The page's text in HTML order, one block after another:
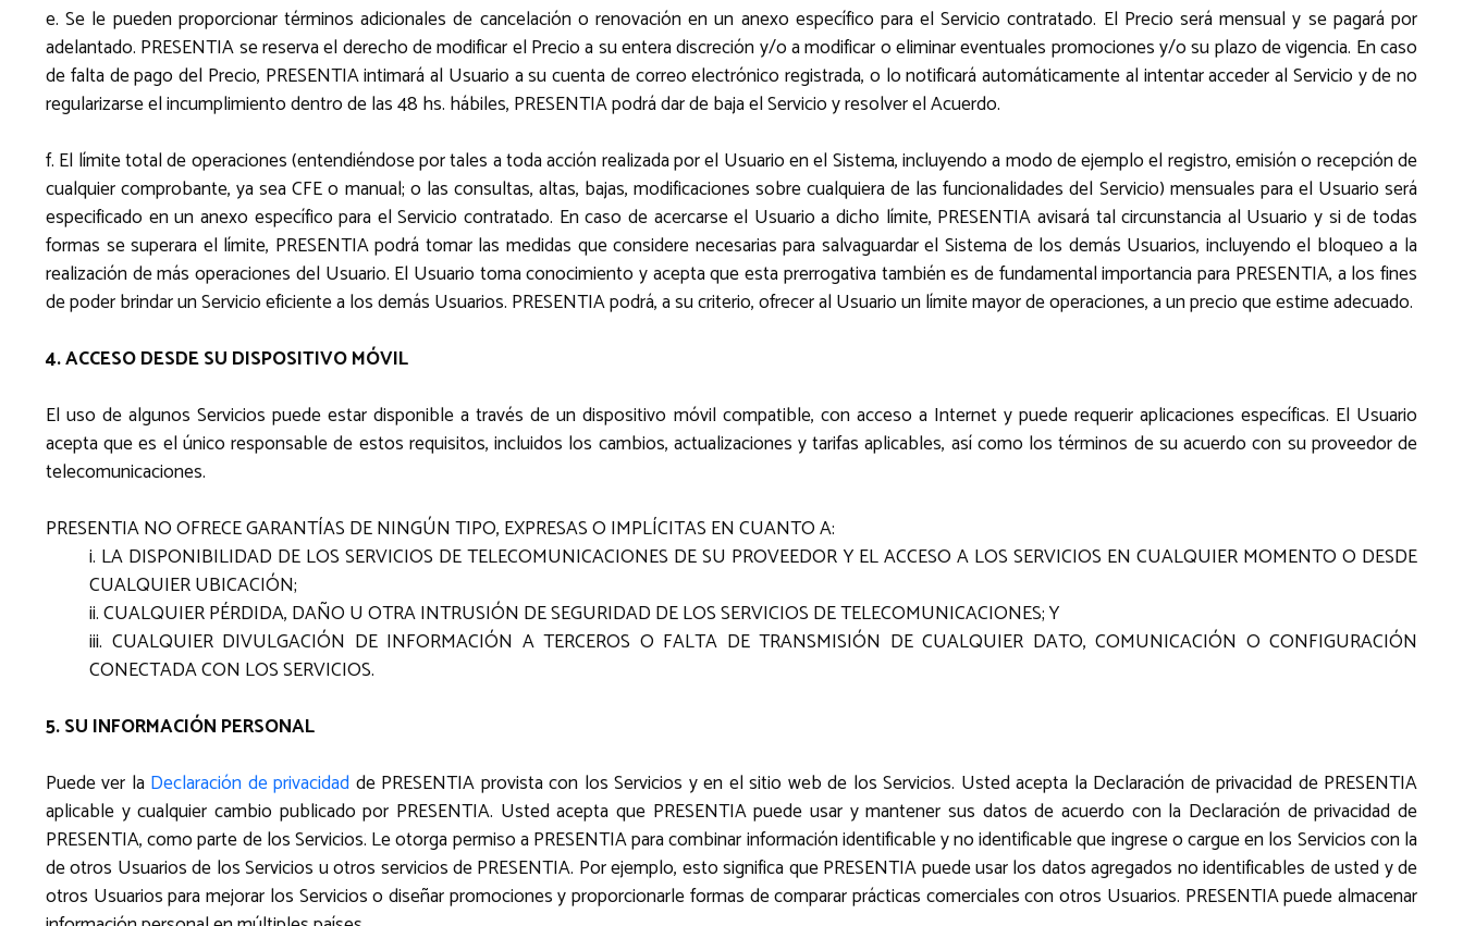
e. Se le pueden proporcionar términos adicionales de cancelación o renovación en un anexo específico para el Servicio contratado. El Precio será mensual y se pagará por
adelantado. PRESENTIA se reserva el derecho de modificar el Precio a su entera discreción y/o a modificar o eliminar eventuales promociones y/o su plazo de vigencia. En caso
de falta de pago del Precio, PRESENTIA intimará al Usuario a su cuenta de correo electrónico registrada, o lo notificará automáticamente al intentar acceder al Servicio y de no
regularizarse el incumplimiento dentro de las 48 hs. hábiles, PRESENTIA podrá dar de baja el Servicio y resolver el Acuerdo.
f. El límite total de operaciones (entendiéndose por tales a toda acción realizada por el Usuario en el Sistema, incluyendo a modo de ejemplo el registro, emisión o recepción de
cualquier comprobante, ya sea CFE o manual; o las consultas, altas, bajas, modificaciones sobre cualquiera de las funcionalidades del Servicio) mensuales para el Usuario será
especificado en un anexo específico para el Servicio contratado. En caso de acercarse el Usuario a dicho límite, PRESENTIA avisará tal circunstancia al Usuario y si de todas
formas se superara el límite, PRESENTIA podrá tomar las medidas que considere necesarias para salvaguardar el Sistema de los demás Usuarios, incluyendo el bloqueo a la
realización de más operaciones del Usuario. El Usuario toma conocimiento y acepta que esta prerrogativa también es de fundamental importancia para PRESENTIA, a los fines
de poder brindar un Servicio eficiente a los demás Usuarios. PRESENTIA podrá, a su criterio, ofrecer al Usuario un límite mayor de operaciones, a un precio que estime adecuado.
4. ACCESO DESDE SU DISPOSITIVO MÓVIL
El uso de algunos Servicios puede estar disponible a través de un dispositivo móvil compatible, con acceso a Internet y puede requerir aplicaciones específicas. El Usuario
acepta que es el único responsable de estos requisitos, incluidos los cambios, actualizaciones y tarifas aplicables, así como los términos de su acuerdo con su proveedor de
telecomunicaciones.
PRESENTIA NO OFRECE GARANTÍAS DE NINGÚN TIPO, EXPRESAS O IMPLÍCITAS EN CUANTO A:
i. LA DISPONIBILIDAD DE LOS SERVICIOS DE TELECOMUNICACIONES DE SU PROVEEDOR Y EL ACCESO A LOS SERVICIOS EN CUALQUIER MOMENTO O DESDE
CUALQUIER UBICACIÓN;
ii. CUALQUIER PÉRDIDA, DAÑO U OTRA INTRUSIÓN DE SEGURIDAD DE LOS SERVICIOS DE TELECOMUNICACIONES; Y
iii. CUALQUIER DIVULGACIÓN DE INFORMACIÓN A TERCEROS O FALTA DE TRANSMISIÓN DE CUALQUIER DATO, COMUNICACIÓN O CONFIGURACIÓN
CONECTADA CON LOS SERVICIOS.
5. SU INFORMACIÓN PERSONAL
Puede ver la Declaración de privacidad de PRESENTIA provista con los Servicios y en el sitio web de los Servicios. Usted acepta la Declaración de privacidad de PRESENTIA
aplicable y cualquier cambio publicado por PRESENTIA. Usted acepta que PRESENTIA puede usar y mantener sus datos de acuerdo con la Declaración de privacidad de
PRESENTIA, como parte de los Servicios. Le otorga permiso a PRESENTIA para combinar información identificable y no identificable que ingrese o cargue en los Servicios con la
de otros Usuarios de los Servicios u otros servicios de PRESENTIA. Por ejemplo, esto significa que PRESENTIA puede usar los datos agregados no identificables de usted y de
otros Usuarios para mejorar los Servicios o diseñar promociones y proporcionarle formas de comparar prácticas comerciales con otros Usuarios. PRESENTIA puede almacenar